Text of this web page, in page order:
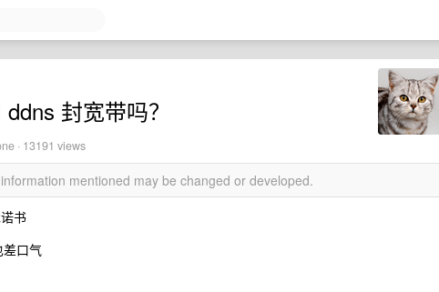
封宽带吗？
· 13191 views
mentioned may be changed or developed.
书
口气